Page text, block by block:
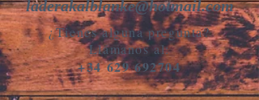
laderakalblanke@hotmail.com
¿Tienes alguna pregunta?
Llámanos al:
+34 629 692704